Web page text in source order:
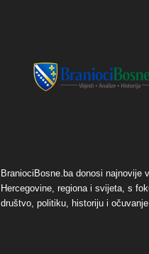
BraniociBosne.ba donosi najnovije
Hercegovine, regiona i svijeta, s
društvo, politiku, historiju i